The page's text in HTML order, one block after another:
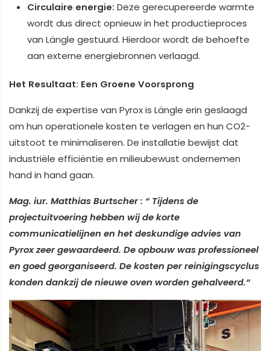
Circulaire energie: Deze gerecupereerde warmte
wordt dus direct opnieuw in het productieproces
van Längle gestuurd. Hierdoor wordt de behoefte
aan externe energiebronnen verlaagd.
Het Resultaat: Een Groene Voorsprong
Dankzij de expertise van Pyrox is Längle erin geslaagd
om hun operationele kosten te verlagen en hun CO2-
uitstoot te minimaliseren. De installatie bewijst dat
industriële efficiëntie en milieubewust ondernemen
hand in hand gaan.
Mag. iur. Matthias Burtscher : “ Tijdens de
projectuitvoering hebben wij de korte
communicatielijnen en het deskundige advies van
Pyrox zeer gewaardeerd. De opbouw was professioneel
en goed georganiseerd. De kosten per reinigingscyclus
konden dankzij de nieuwe oven worden gehalveerd.“